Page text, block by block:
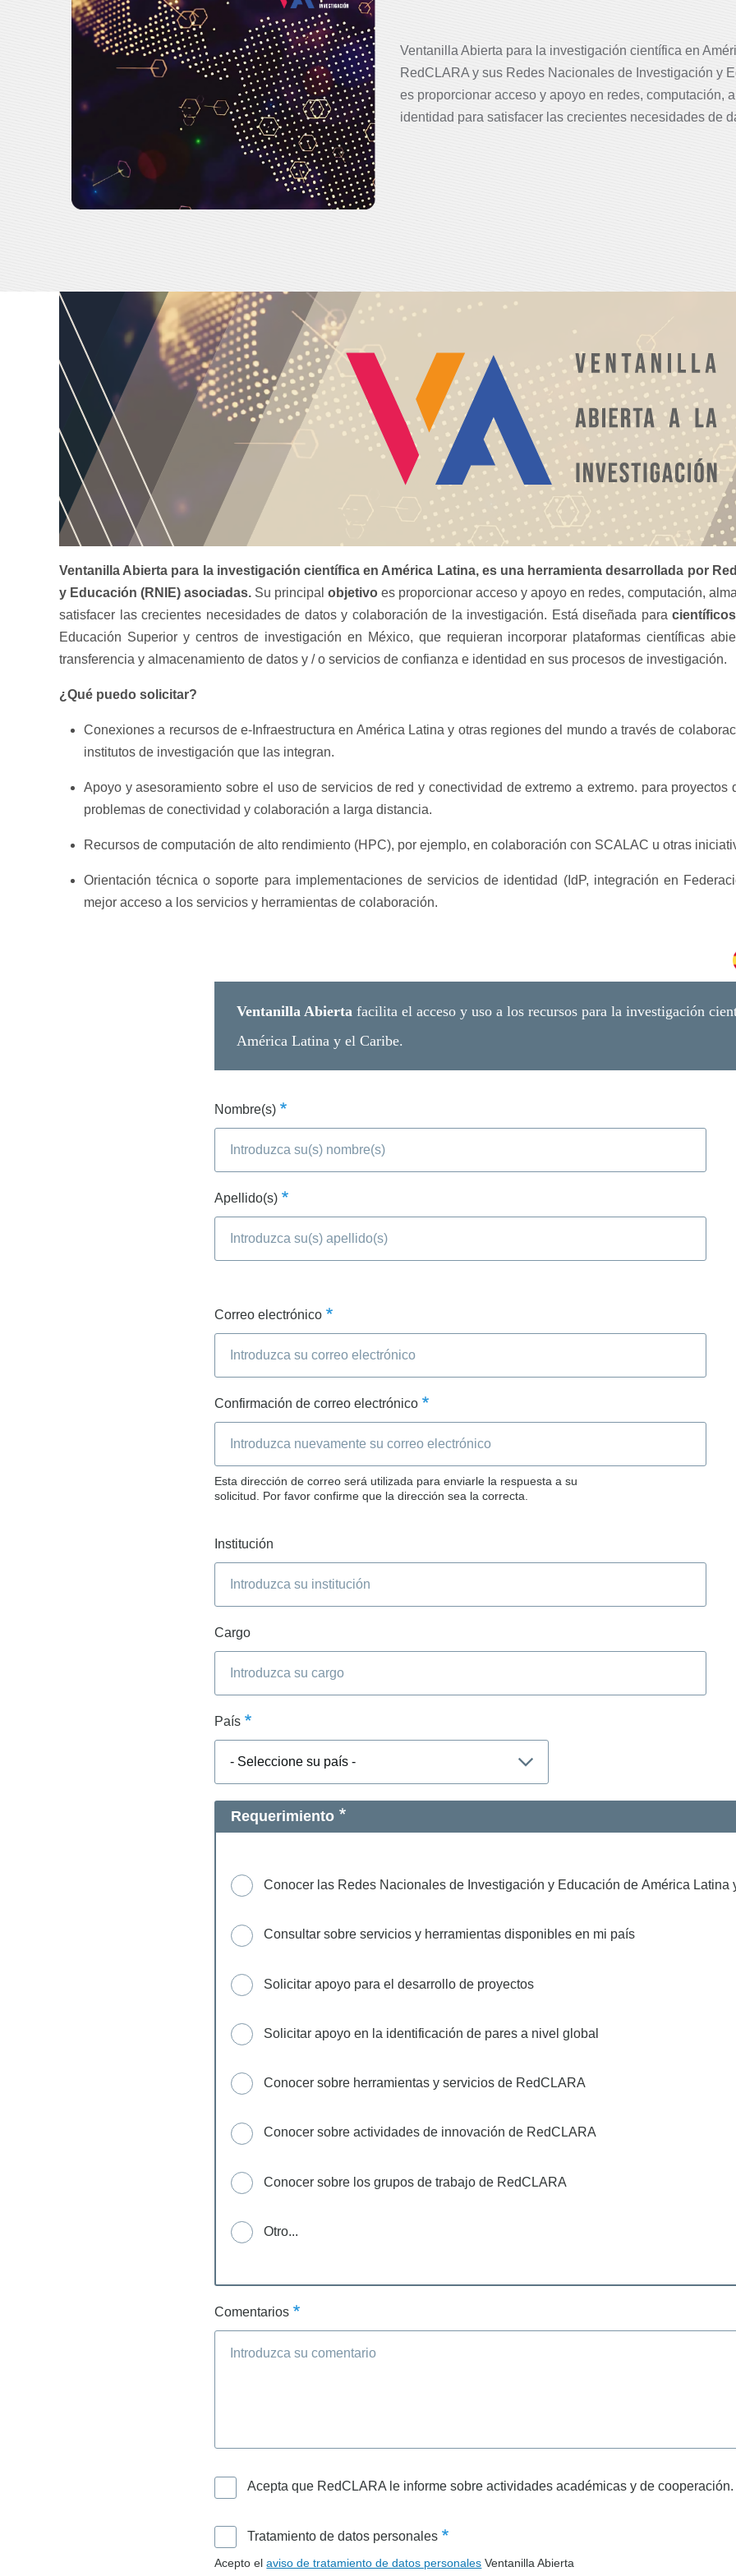
Ventanilla Abierta para la investigación científica en
RedCLARA y sus Redes Nacionales de Investigación y
es proporcionar acceso y apoyo en redes, computación,
identidad para satisfacer las crecientes necesidades de
Ventanilla Abierta para la investigación científica en América Latina, es una herramienta desarrollada por
y Educación (RNIE) asociadas. Su principal objetivo es proporcionar acceso y apoyo en redes, computación,
satisfacer las crecientes necesidades de datos y colaboración de la investigación. Está diseñada para
Educación Superior y centros de investigación en México, que requieran incorporar plataformas científicas
transferencia y almacenamiento de datos y / o servicios de confianza e identidad en sus procesos de investigación.
¿Qué puedo solicitar?
Conexiones a recursos de e-Infraestructura en América Latina y otras regiones del mundo a través de
institutos de investigación que las integran.
Apoyo y asesoramiento sobre el uso de servicios de red y conectividad de extremo a extremo. para
problemas de conectividad y colaboración a larga distancia.
Recursos de computación de alto rendimiento (HPC), por ejemplo, en colaboración con SCALAC u otras
Orientación técnica o soporte para implementaciones de servicios de identidad (IdP, integración en
mejor acceso a los servicios y herramientas de colaboración.